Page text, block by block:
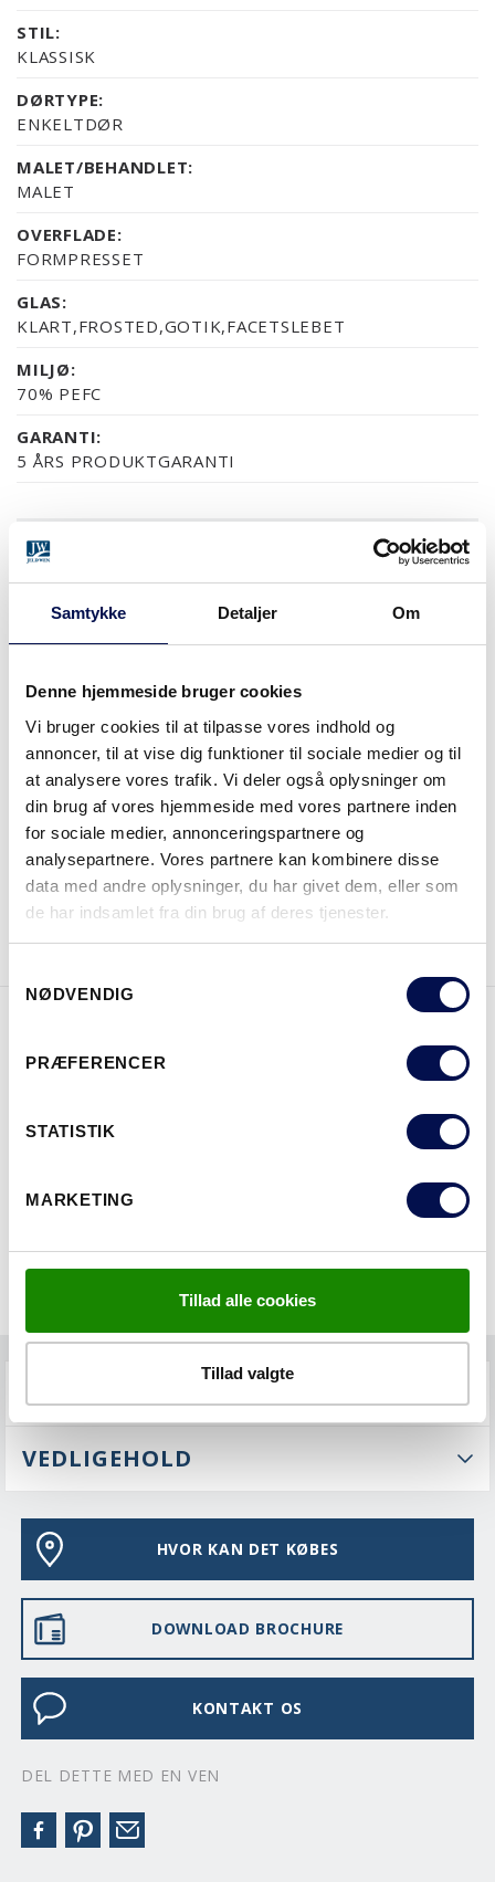
Samtykke Detaljer Om
Denne hjemmeside bruger cookies
Vi bruger cookies til at tilpasse vores indhold og
annoncer, til at vise dig funktioner til sociale medier og til
at analysere vores trafik. Vi deler også oplysninger om
din brug af vores hjemmeside med vores partnere inden
for sociale medier, annonceringspartnere og
analysepartnere. Vores partnere kan kombinere disse
data med andre oplysninger, du har givet dem, eller som
de har indsamlet fra din brug af deres tjenester.
NØDVENDIG
PRÆFERENCER
STATISTIK
MARKETING
Tillad alle cookies
Tillad valgte
STIL:
KLASSISK
DØRTYPE:
ENKELTDØR
MALET/BEHANDLET:
MALET
OVERFLADE:
FORMPRESSET
GLAS:
KLART,FROSTED,GOTIK,FACETSLEBET
MILJØ:
70% PEFC
GARANTI:
5 ÅRS PRODUKTGARANTI
OVERFLADER (5)
MODULSTØRRELSER
HVOR KAN DET KØBES
DOWNLOAD BROCHURE KONTAKT OS
VEDLIGEHOLD
HVOR KAN DET KØBES
DOWNLOAD BROCHURE
KONTAKT OS
DEL DETTE MED EN VEN